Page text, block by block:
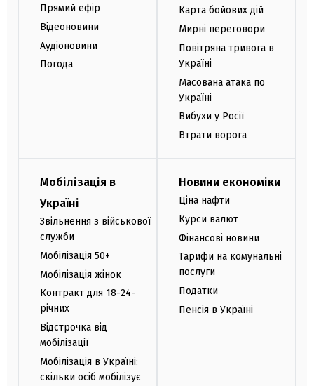
Прямий ефір
Відеоновини
Аудіоновини
Погода
Карта бойових дій
Мирні переговори
Повітряна тривога в
Україні
Масована атака по
Україні
Вибухи у Росії
Втрати ворога
Мобілізація в
Україні
Звільнення з військової
служби
Мобілізація 50+
Мобілізація жінок
Контракт для 18-24-
річних
Відстрочка від
мобілізації
Мобілізація в Україні:
скільки осіб мобілізує
Новини економіки
Ціна нафти
Курси валют
Фінансові новини
Тарифи на комунальні
послуги
Податки
Пенсія в Україні